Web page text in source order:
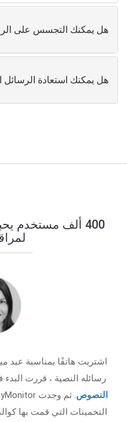
هل يمكنك التجسس على
هل يمكنك استعادة الرسائل
اشتريت هاتفًا بمناسبة عيد
رسائله النصية ، قررت
النصوص
التخمينات التي قمت بها